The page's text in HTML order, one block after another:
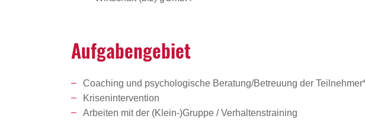
Aufga­ben­ge­biet
Coaching und psychologische Beratung/Betreuung der
Krisenintervention
Arbeiten mit der (Klein-)Gruppe / Verhaltenstraining